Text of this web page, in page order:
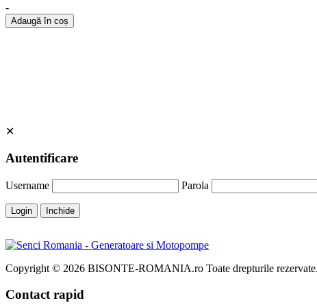
-
Adaugă în coș
✕
Autentificare
Username Parola
Login Inchide
Copyright © 2026 BISONTE-ROMANIA.ro Toate drepturile
Contact rapid